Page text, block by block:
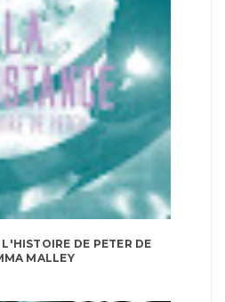
DE PETER DE
MALLEY